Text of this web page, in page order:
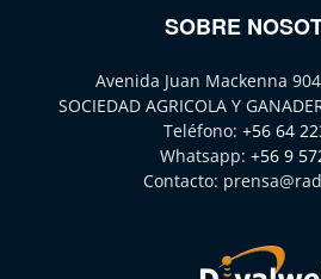
SOBRE
Avenida Juan Mackenna
SOCIEDAD AGRICOLA Y
Teléfono: +56 64
Whatsapp: +56 9
Contacto: